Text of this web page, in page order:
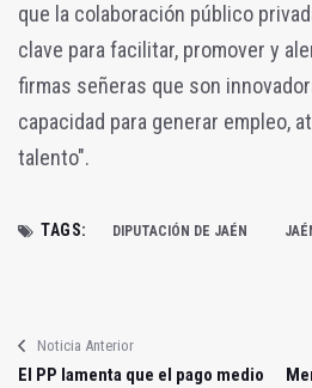
que la colaboración público
clave para facilitar, promover y
firmas señeras que son
capacidad para generar empleo,
talento".
TAGS: DIPUTACIÓN DE JAÉN
Noticia Anterior
El PP lamenta que el pago medio